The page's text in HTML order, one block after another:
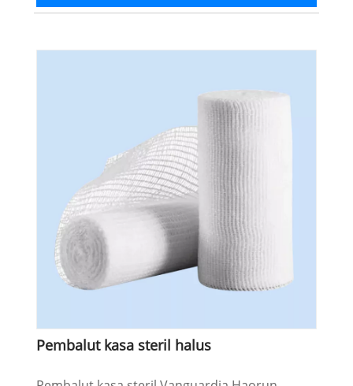
Pembalut kasa steril halus